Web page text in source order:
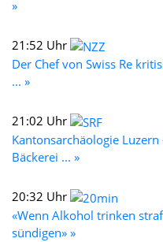
»
21:52 Uhr
Der Chef von Swiss Re
... »
21:02 Uhr
Kantonsarchäologie
Bäckerei ... »
20:32 Uhr
«Wenn Alkohol trinken
sündigen» »